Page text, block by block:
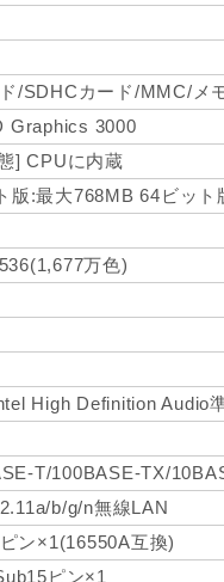
/SDHCカード/MMC/メ
Graphics 3000
] CPUに内蔵
版:最大768MB 64ビッ
万色)
High Definition Audio
T/100BASE-TX/
b/g/n無線LAN
ン×1(16550A互換)
ピン×1